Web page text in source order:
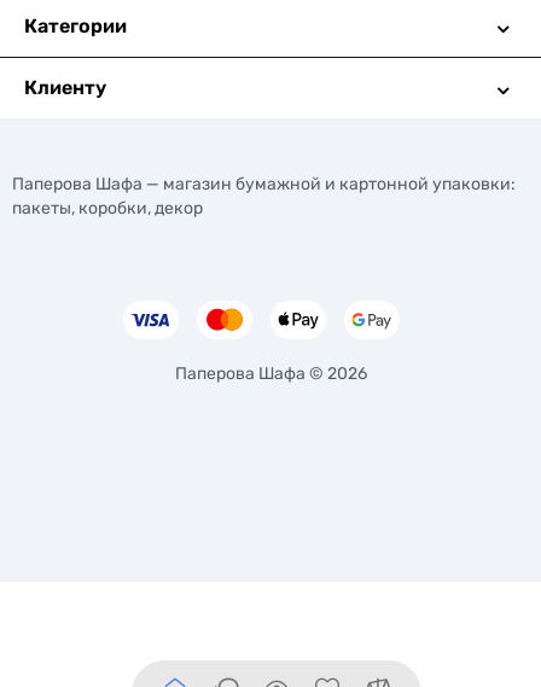
Категории
Клиенту
Паперова Шафа — магазин бумажной и картонной упаковки:
пакеты, коробки, декор
Паперова Шафа © 2026